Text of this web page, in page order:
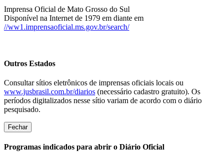
Imprensa Oficial de Mato Grosso do Sul
Disponível na Internet de 1979 em diante em
//ww1.imprensaoficial.ms.gov.br/search/
Outros Estados
Consultar sítios eletrônicos de imprensas oficiais locais ou
www.jusbrasil.com.br/diarios (necessário cadastro gratuito). Os
períodos digitalizados nesse sítio variam de acordo com o diário
pesquisado.
Fechar
Programas indicados para abrir o Diário Oficial